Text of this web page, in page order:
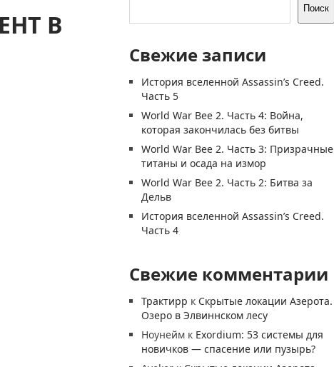
В
Поиск
Свежие записи
История вселенной Assassin’s Creed.
Часть 5
World War Bee 2. Часть 4: Война,
которая закончилась без битвы
World War Bee 2. Часть 3: Призрачные
титаны и осада на измор
World War Bee 2. Часть 2: Битва за
Дельв
История вселенной Assassin’s Creed.
Часть 4
Свежие комментарии
Трактирр к Скрытые локации Азерота.
Озеро в Элвиннском лесу
Ноунейм к Exordium: 53 системы для
новичков — спасение или пузырь?